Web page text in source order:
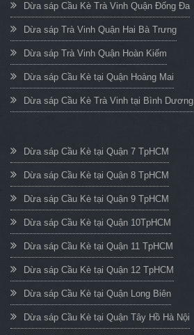
Dừa sáp Cầu Kè Trà Vinh Quận Đống Đa
Dừa sáp Trà Vinh Quận Hai Bà Trưng
Dừa sáp Trà Vinh Quận Hoàn Kiếm
Dừa sáp Cầu Kè tại Quận Hoàng Mai
Dừa sáp Cầu Kè Trà Vinh tại Bình Dương
Dừa sáp Cầu Kè tại Quận 7 TpHCM
Dừa sáp Cầu Kè tại Quận 8 TpHCM
Dừa sáp Cầu Kè tại Quận 9 TpHCM
Dừa sáp Cầu Kè tại Quận 10TpHCM
Dừa sáp Cầu Kè tại Quận 11 TpHCM
Dừa sáp Cầu Kè tại Quận 12 TpHCM
Dừa sáp Cầu Kè tại Quận Long Biên
Dừa sáp Cầu Kè tại Quận Tây Hồ Hà Nội